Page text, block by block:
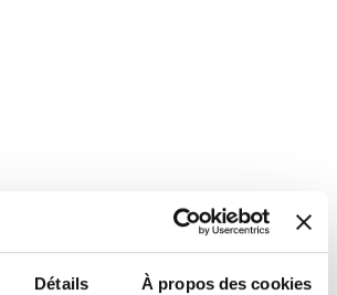
Détails À propos des cookies